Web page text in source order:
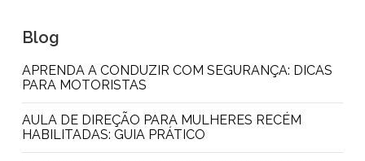
Blog
APRENDA A CONDUZIR COM SEGURANÇA: DICAS
PARA MOTORISTAS
AULA DE DIREÇÃO PARA MULHERES RECÉM
HABILITADAS: GUIA PRÁTICO